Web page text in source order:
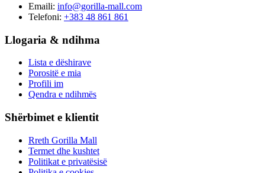
Emaili: info@gorilla-mall.com
Telefoni: +383 48 861 861
Llogaria & ndihma
Lista e dëshirave
Porositë e mia
Profili im
Qendra e ndihmës
Shërbimet e klientit
Rreth Gorilla Mall
Termet dhe kushtet
Politikat e privatësisë